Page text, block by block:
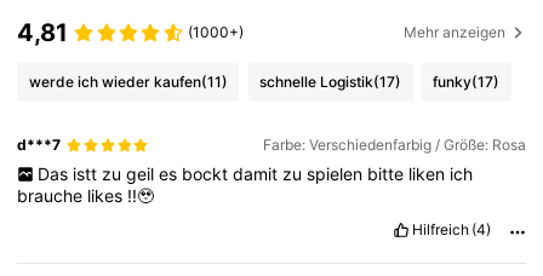
4,81 (1000+) Mehr anzeigen
werde ich wieder kaufen(11) schnelle Logistik(17) funky(17)
d***7 Farbe: Verschiedenfarbig / Größe: Rosa
Das istt zu geil es bockt damit zu spielen bitte liken ich
brauche likes !!🥹
Hilfreich (4)